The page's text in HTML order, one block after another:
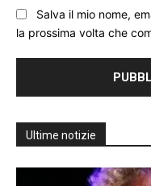
Salva il mio nome,
la prossima volta che
Ultime notizie